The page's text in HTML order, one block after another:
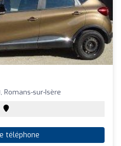
Romans-sur-Isère
téléphone